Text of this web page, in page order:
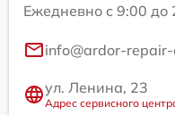
Ежедневно с 9:00 до
info@ardor-
ул. Ленина, 23
Адрес сервисного